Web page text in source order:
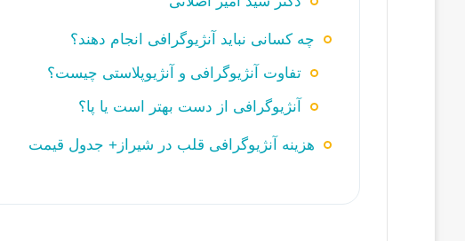
چه کسانی نباید آنژیوگرافی انجام دهند؟
تفاوت آنژیوگرافی و آنژیوپلاستی چیست؟
آنژیوگرافی از دست بهتر است یا پا؟
هزینه آنژیوگرافی قلب در شیراز+ جدول قیمت